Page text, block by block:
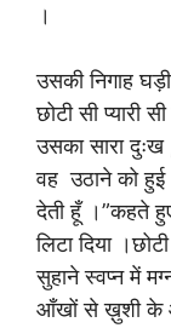
।
उसकी निगाह
छोटी सी प्यारी
उसका सारा दुःख
वह उठाने को
देती हूँ ।”कहते
लिटा दिया
सुहाने स्वप्न में
आँखों से ख़ुशी के